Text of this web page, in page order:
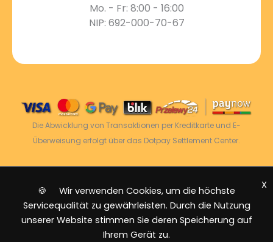
Mo. - Fr: 8:00 - 16:00
NIP: 692-000-70-67
Die Abwicklung von Transaktionen per Kreditkarte und E-
Überweisung erfolgt über das Dotpay Settlement Center.
2026 © Power Energy - Alle Rechte vorbehalten
Sitemap
🍪 Wir verwenden Cookies, um die höchste
Servicequalität zu gewährleisten. Durch die Nutzung
unserer Website stimmen Sie deren Speicherung auf
Ihrem Gerät zu.
X